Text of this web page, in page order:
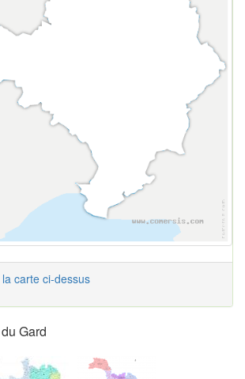
carte ci-dessus
Gard